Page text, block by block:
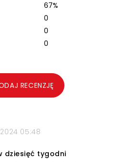
67%
0
0
0
RECENZJĘ
05:48
dziesięć tygodni